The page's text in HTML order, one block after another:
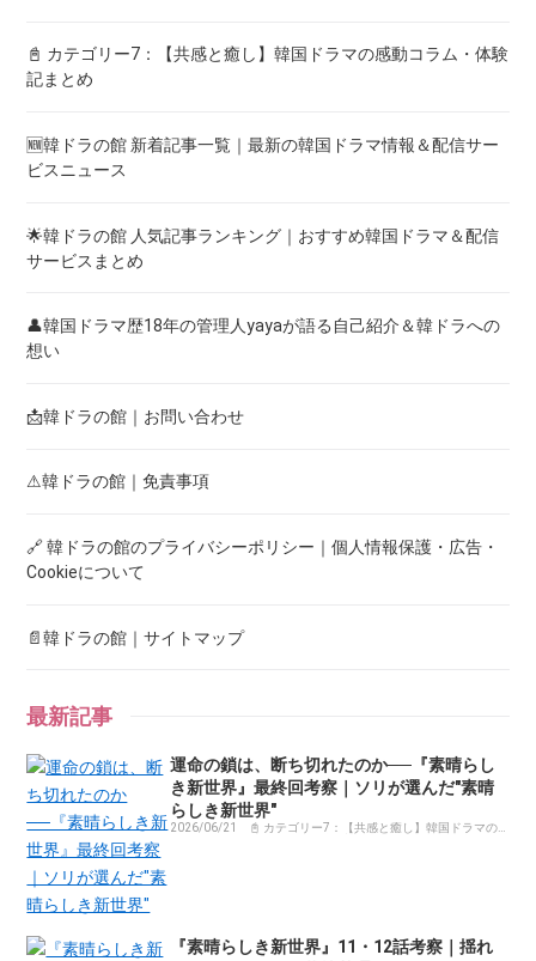
📓 カテゴリー7：【共感と癒し】韓国ドラマの感動コラム・体験
記まとめ
🆕韓ドラの館 新着記事一覧｜最新の韓国ドラマ情報＆配信サー
ビスニュース
🌟韓ドラの館 人気記事ランキング｜おすすめ韓国ドラマ＆配信
サービスまとめ
👤韓国ドラマ歴18年の管理人yayaが語る自己紹介＆韓ドラへの
想い
📩韓ドラの館｜お問い合わせ
⚠韓ドラの館｜免責事項
🔗 韓ドラの館のプライバシーポリシー｜個人情報保護・広告・
Cookieについて
📄韓ドラの館｜サイトマップ
最新記事
運命の鎖は、断ち切れたのか──『素晴らし
き新世界』最終回考察｜ソリが選んだ"素晴
らしき新世界"
2026/06/21
📓 カテゴリー7：【共感と癒し】韓国ドラマの
『素晴らしき新世界』11・12話考察｜揺れ